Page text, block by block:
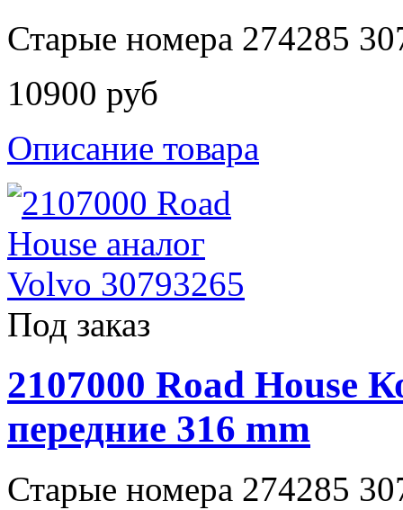
Старые номера 274285
10900 руб
Описание товара
Под заказ
2107000 Road House
передние 316 mm
Старые номера 274285